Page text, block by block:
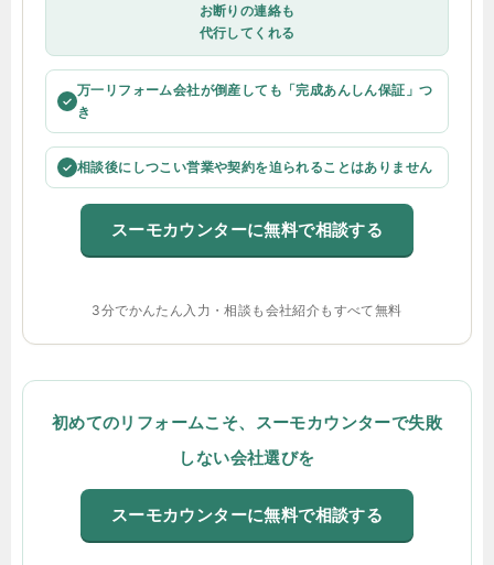
お断りの連絡も
代行してくれる
✓
万一リフォーム会社が倒産しても「完成あんしん保証」つ
き
✓ 相談後にしつこい営業や契約を迫られることはありません
スーモカウンターに無料で相談する
3分でかんたん入力・相談も会社紹介もすべて無料
初めてのリフォームこそ、スーモカウンターで失敗
しない会社選びを
スーモカウンターに無料で相談する